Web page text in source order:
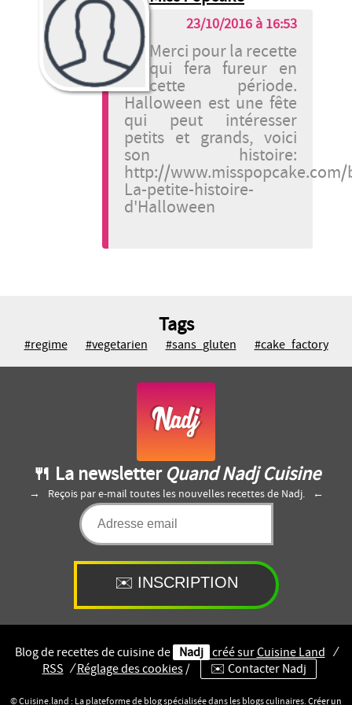
23/10/2016 à 16:53
Merci pour la recette
qui fera fureur en
cette période.
Halloween est une fête
qui peut intéresser
petits et grands, voici
son histoire:
http://
La-petite-histoire-
d'Halloween
Tags
#regime #vegetarien #sans_gluten #cake_factory
🍴 La newsletter Quand Nadj Cuisine
Reçois par e-mail toutes les nouvelles recettes de Nadj.
Blog de recettes de cuisine de Nadj créé surCuisineLand
⁄
RSS ⁄ Réglage des cookies/ ✉️ Contacter Nadj
© Cuisine.land : La plateforme de blog spécialisée dans les blogs culinaires. Créer un